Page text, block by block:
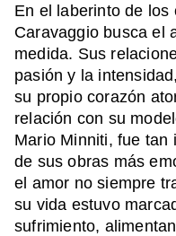
En el laberinto de los
Caravaggio busca el
medida. Sus
pasión y la
su propio corazón
relación con su
Mario Minniti, fue tan
de sus obras más
el amor no siempre
su vida estuvo
sufrimiento,